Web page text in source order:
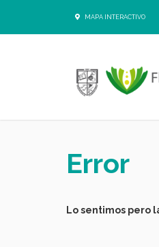
MAPA INTERACTIVO
Error
Lo sentimos pero